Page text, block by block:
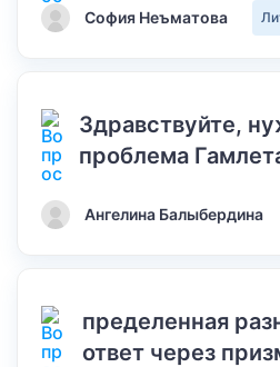
София Неъматова
Здравствуйте,
проблема
Ангелина Балыбердина
пределенная
ответ через